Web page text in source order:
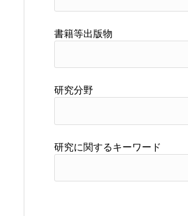
書籍等出版物
研究分野
研究に関するキーワード